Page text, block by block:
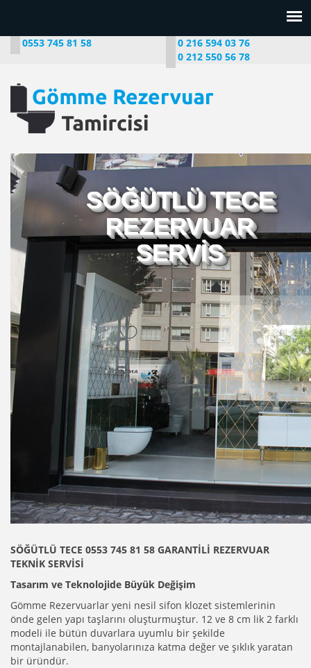
0553 745 81 58
0 216 594 03 76
0 212 550 56 78
SÖĞÜTLÜ TECE
REZERVUAR
SERVİS
SÖĞÜTLÜ TECE 0553 745 81 58 GARANTİLİ REZERVUAR
TEKNİK SERVİSİ
Tasarım ve Teknolojide Büyük Değişim
Gömme Rezervuarlar yeni nesil sifon klozet sistemlerinin
önde gelen yapı taşlarını oluşturmuştur. 12 ve 8 cm lik 2 farklı
modeli ile bütün duvarlara uyumlu bir şekilde
montajlanabilen, banyolarınıza katma değer ve şıklık yaratan
bir üründür.